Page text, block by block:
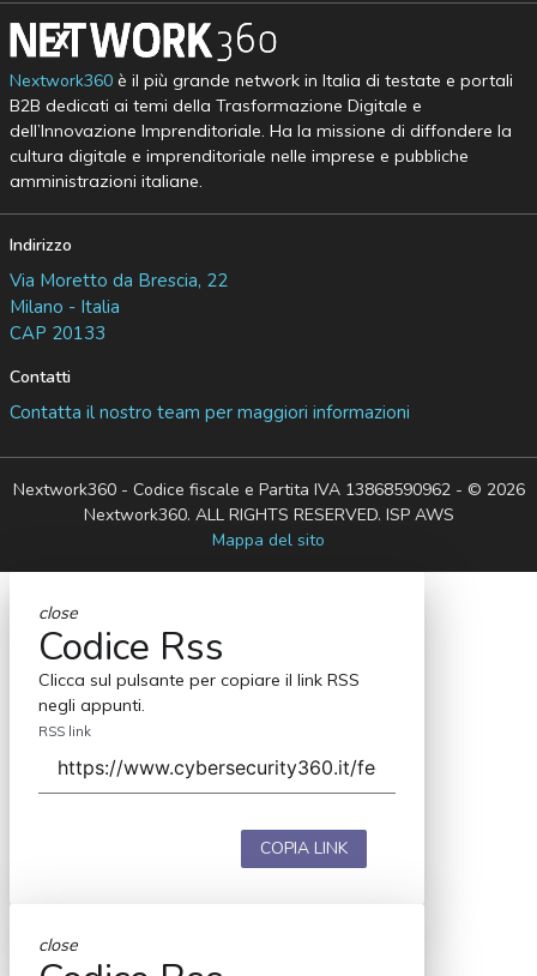
Nextwork360è il più grande network in Italia di testate e portali
B2B dedicati ai temi della Trasformazione Digitale e
dell’Innovazione Imprenditoriale. Ha la missione di diffondere la
cultura digitale e imprenditoriale nelle imprese e pubbliche
amministrazioni italiane.
Indirizzo
Via Moretto da Brescia, 22
Milano - Italia
CAP 20133
Contatti
Contatta il nostro team per maggiori informazioni
Nextwork360 - Codice fiscale e Partita IVA 13868590962 - © 2026
Nextwork360. ALL RIGHTS RESERVED. ISP AWS
Mappa del sito
close
Codice Rss
Clicca sul pulsante per copiare il link RSS
negli appunti.
RSS link
COPIA LINK
close